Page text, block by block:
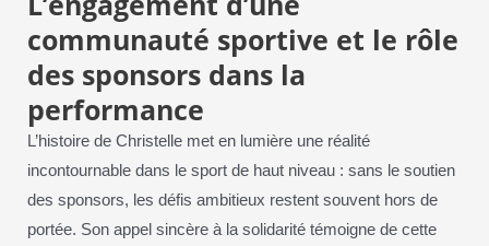
communauté sportive et le rôle
des sponsors dans la
performance
L’histoire de Christelle met en lumière une réalité
incontournable dans le sport de haut niveau : sans le soutien
des sponsors, les défis ambitieux restent souvent hors de
portée. Son appel sincère à la solidarité témoigne de cette